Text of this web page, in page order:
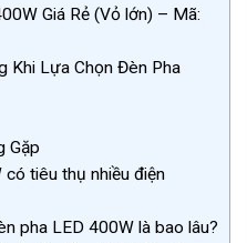
Giá Rẻ (Vỏ lớn) – Mã:
Khi Lựa Chọn Đèn Pha
Gặp
tiêu thụ nhiều điện
pha LED 400W là bao lâu?